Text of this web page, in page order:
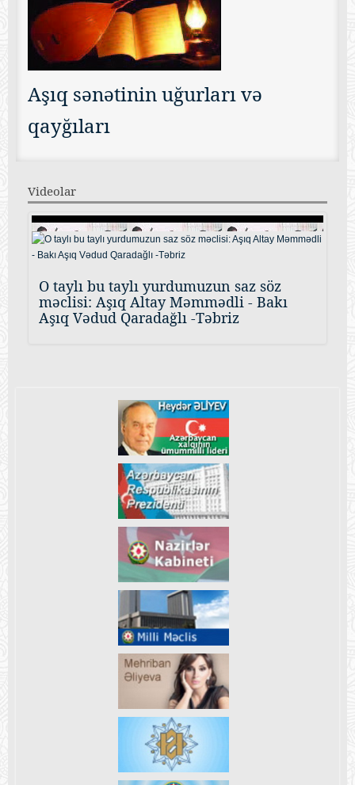
Aşıq sənətinin uğurları və
qayğıları
Videolar
O taylı bu taylı yurdumuzun saz söz
məclisi: Aşıq Altay Məmmədli - Bakı
Aşıq Vədud Qaradağlı -Təbriz